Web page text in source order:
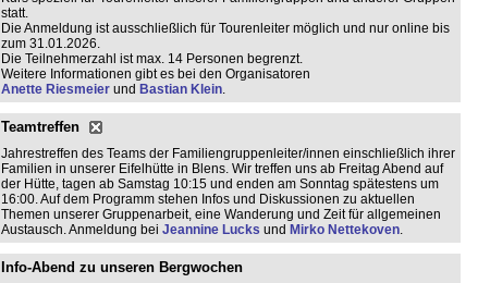
statt.
Die Anmeldung ist ausschließlich für Tourenleiter möglich und nur online bis
zum 31.01.2026.
Die Teilnehmerzahl ist max. 14 Personen begrenzt.
Weitere Informationen gibt es bei den Organisatoren
Anette Riesmeierund Bastian Klein.
Teamtreffen
Jahrestreffen des Teams der Familiengruppenleiter/innen einschließlich ihrer
Familien in unserer Eifelhütte in Blens. Wir treffen uns ab Freitag Abend auf
der Hütte, tagen ab Samstag 10:15 und enden am Sonntag spätestens um
16:00. Auf dem Programm stehen Infos und Diskussionen zu aktuellen
Themen unserer Gruppenarbeit, eine Wanderung und Zeit für allgemeinen
Austausch. Anmeldung bei Jeannine Lucks und Mirko Nettekoven.
Info-Abend zu unseren Bergwochen